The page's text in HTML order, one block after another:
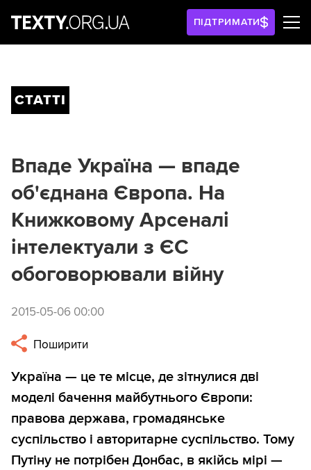
ПІДТРИМАТИ
СТАТТІ
Впаде Україна — впаде
об'єднана Європа. На
Книжковому Арсеналі
інтелектуали з ЄС
обоговорювали війну
2015-05-06 00:00
Поширити
Україна — це те місце, де зітнулися дві
моделі бачення майбутнього Європи:
правова держава, громадянське
суспільство і авторитарне суспільство. Тому
Путіну не потрібен Донбас, в якійсь мірі —